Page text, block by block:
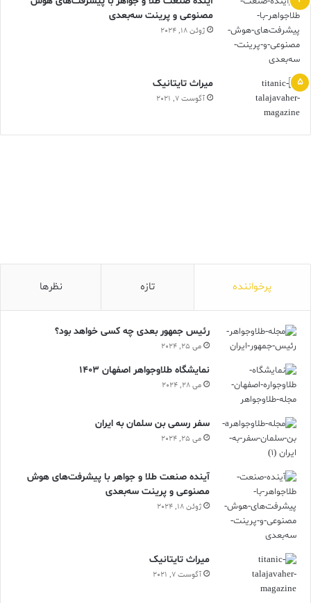
مصنوعی و پرینت سه‌بعدی
ژوئن 18, 2024
ميراث تايتانيک
آگوست 7, 2021
پرخواننده تازه نظرها
رئیس جمهور بعدی چه کسی خواهد بود؟
می 25, 2024
نمایشگاه طلاوجواهر اصفهان 1403
می 28, 2024
سفر رسمی بن سلمان به ایران
می 25, 2024
آینده صنعت طلا و جواهر با پیشرفت‌های هوش
مصنوعی و پرینت سه‌بعدی
ژوئن 18, 2024
ميراث تايتانيک
آگوست 7, 2021